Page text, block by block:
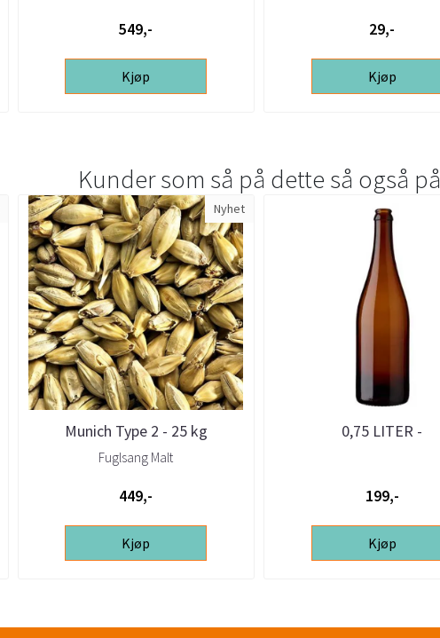
549,-
Kjøp
29,-
Kjøp
Kunder som så på dette så også på
Nyhet
Munich Type 2 - 25 kg
FUGLSANG
Fuglsang Malt
449,-
Kjøp
0,75 LITER -
199,-
Kjøp